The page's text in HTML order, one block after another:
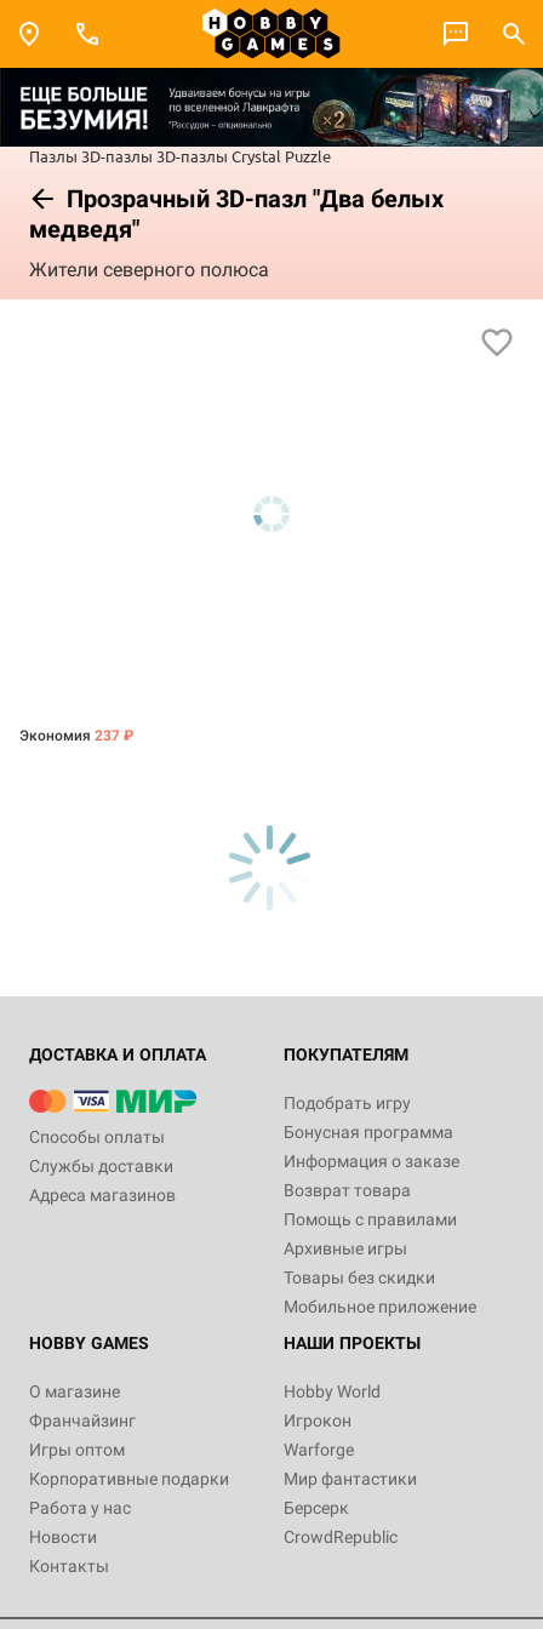
Пазлы 3D-пазлы 3D-пазлы Crystal Puzzle
Прозрачный 3D-пазл "Два белых
медведя"
Жители северного полюса
Экономия 237 ₽
ДОСТАВКА И ОПЛАТА
Способы оплаты
Службы доставки
Адреса магазинов
ПОКУПАТЕЛЯМ
Подобрать игру
Бонусная программа
Информация о заказе
Возврат товара
Помощь с правилами
Архивные игры
Товары без скидки
Мобильное приложение
HOBBY GAMES
О магазине
Франчайзинг
Игры оптом
Корпоративные подарки
Работа у нас
Новости
Контакты
НАШИ ПРОЕКТЫ
Hobby World
Игрокон
Warforge
Мир фантастики
Берсерк
CrowdRepublic